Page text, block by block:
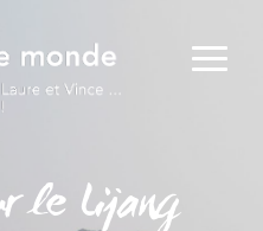
le Lijang